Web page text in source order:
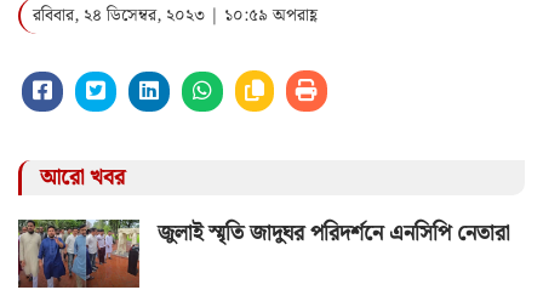
রবিবার, ২৪ ডিসেম্বর, ২০২৩ | ১০:৫৯ অপরাহ্ণ
আরো খবর
জুলাই স্মৃতি জাদুঘর পরিদর্শনে এনসিপি নেতারা